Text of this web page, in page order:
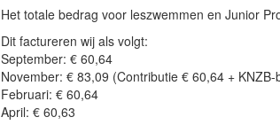
Het totale bedrag voor leszwemmen en Junior
Dit factureren wij als volgt:
September: € 60,64
November: € 83,09 (Contributie € 60,64 +
Februari: € 60,64
April: € 60,63